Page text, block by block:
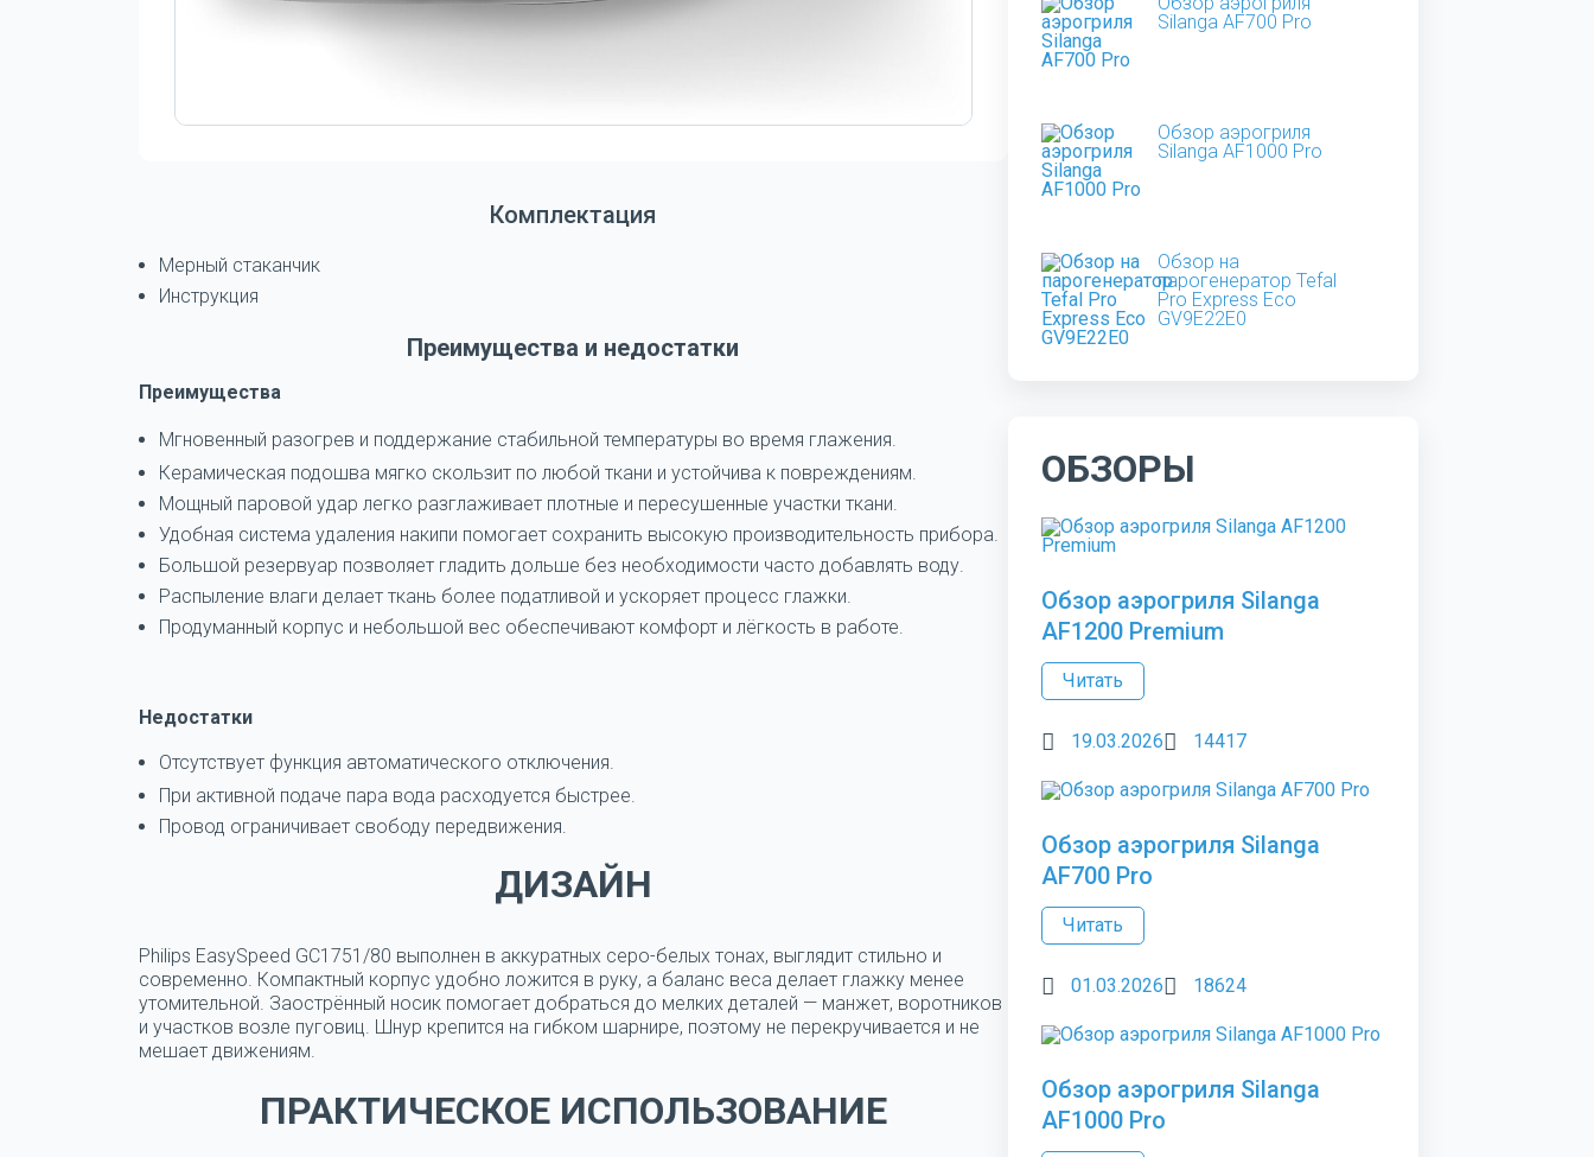
Комплектация
Мерный стаканчик
Инструкция
Преимущества и недостатки
Преимущества
Мгновенный разогрев и поддержание стабильной температуры во время глажения.
Керамическая подошва мягко скользит по любой ткани и устойчива к повреждениям.
Мощный паровой удар легко разглаживает плотные и пересушенные участки ткани.
Удобная система удаления накипи помогает сохранить высокую производительность прибора.
Большой резервуар позволяет гладить дольше без необходимости часто добавлять воду.
Распыление влаги делает ткань более податливой и ускоряет процесс глажки.
Продуманный корпус и небольшой вес обеспечивают комфорт и лёгкость в работе.
Недостатки
Отсутствует функция автоматического отключения.
При активной подаче пара вода расходуется быстрее.
Провод ограничивает свободу передвижения.
ДИЗАЙН
Philips EasySpeed GC1751/80 выполнен в аккуратных серо-белых тонах, выглядит стильно и
современно. Компактный корпус удобно ложится в руку, а баланс веса делает глажку менее
утомительной. Заострённый носик помогает добраться до мелких деталей — манжет, воротников
и участков возле пуговиц. Шнур крепится на гибком шарнире, поэтому не перекручивается и не
мешает движениям.
ПРАКТИЧЕСКОЕ ИСПОЛЬЗОВАНИЕ
Silanga AF700 Pro
Обзор аэрогриля
Silanga AF1000 Pro
Обзор на
парогенератор Tefal
Pro Express Eco
GV9E22E0
ОБЗОРЫ
Обзор аэрогриля Silanga
AF1200 Premium
Читать
19.03.2026 14417
Обзор аэрогриля Silanga
AF700 Pro
Читать
01.03.2026 18624
Обзор аэрогриля Silanga
AF1000 Pro